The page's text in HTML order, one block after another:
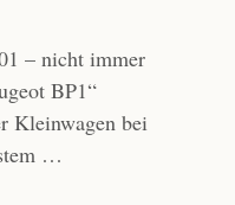
– nicht immer
BP1“
Kleinwagen bei
…